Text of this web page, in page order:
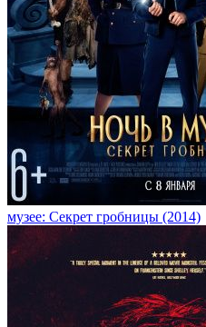
музее: Секрет гробницы (2014)